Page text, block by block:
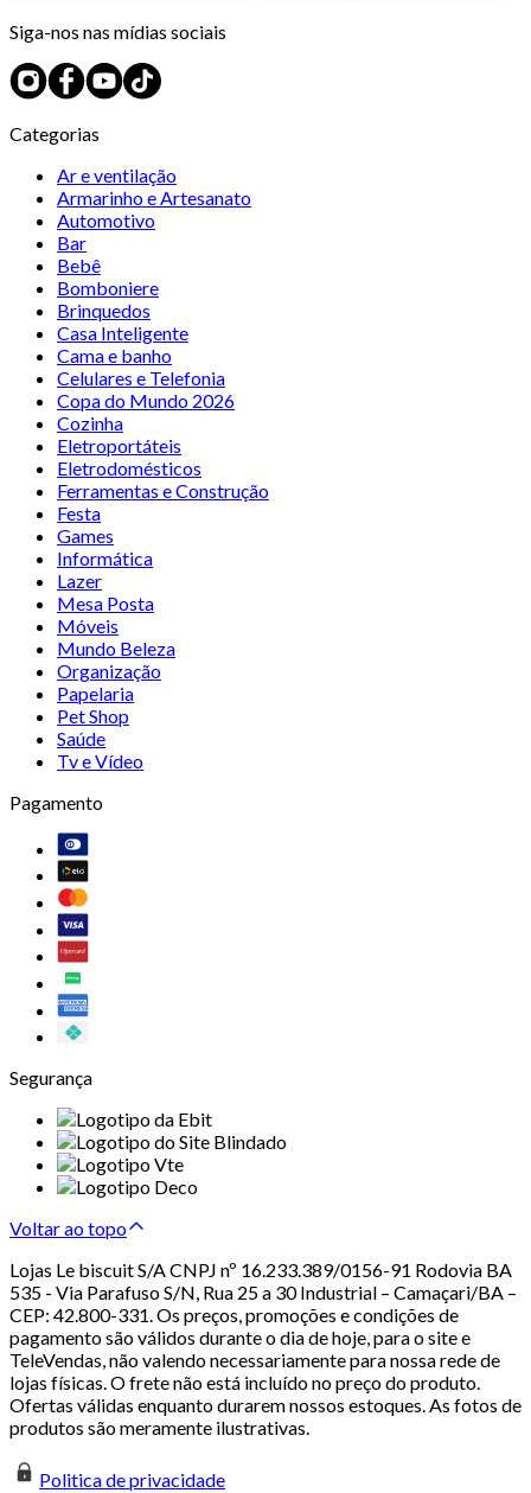
Siga-nos nas mídias sociais
Categorias
Ar e ventilação
Armarinho e Artesanato
Automotivo
Bar
Bebê
Bomboniere
Brinquedos
Casa Inteligente
Cama e banho
Celulares e Telefonia
Copa do Mundo 2026
Cozinha
Eletroportáteis
Eletrodomésticos
Ferramentas e Construção
Festa
Games
Informática
Lazer
Mesa Posta
Móveis
Mundo Beleza
Organização
Papelaria
Pet Shop
Saúde
Tv e Vídeo
Pagamento
Segurança
Voltar ao topo
Lojas Le biscuit S/A CNPJ nº 16.233.389/0156-91 Rodovia BA
535 - Via Parafuso S/N, Rua 25 a 30 Industrial – Camaçari/BA –
CEP: 42.800-331. Os preços, promoções e condições de
pagamento são válidos durante o dia de hoje, para o site e
TeleVendas, não valendo necessariamente para nossa rede de
lojas físicas. O frete não está incluído no preço do produto.
Ofertas válidas enquanto durarem nossos estoques. As fotos de
produtos são meramente ilustrativas.
Politica de privacidade